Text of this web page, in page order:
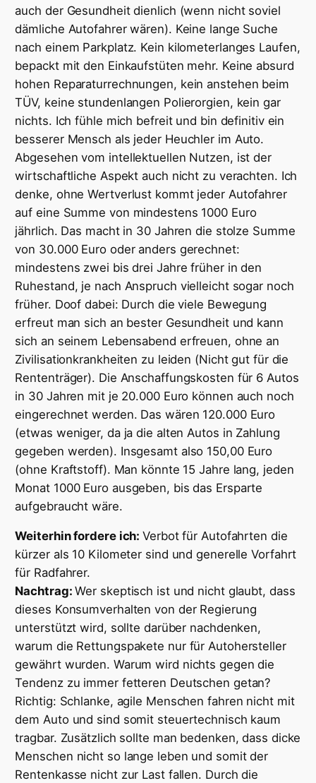
auch der Gesundheit dienlich (wenn nicht soviel
dämliche Autofahrer wären). Keine lange Suche
nach einem Parkplatz. Kein kilometerlanges Laufen,
bepackt mit den Einkaufstüten mehr. Keine absurd
hohen Reparaturrechnungen, kein anstehen beim
TÜV, keine stundenlangen Polierorgien, kein gar
nichts. Ich fühle mich befreit und bin definitiv ein
besserer Mensch als jeder Heuchler im Auto.
Abgesehen vom intellektuellen Nutzen, ist der
wirtschaftliche Aspekt auch nicht zu verachten. Ich
denke, ohne Wertverlust kommt jeder Autofahrer
auf eine Summe von mindestens 1000 Euro
jährlich. Das macht in 30 Jahren die stolze Summe
von 30.000 Euro oder anders gerechnet:
mindestens zwei bis drei Jahre früher in den
Ruhestand, je nach Anspruch vielleicht sogar noch
früher. Doof dabei: Durch die viele Bewegung
erfreut man sich an bester Gesundheit und kann
sich an seinem Lebensabend erfreuen, ohne an
Zivilisationkrankheiten zu leiden (Nicht gut für die
Rententräger). Die Anschaffungskosten für 6 Autos
in 30 Jahren mit je 20.000 Euro können auch noch
eingerechnet werden. Das wären 120.000 Euro
(etwas weniger, da ja die alten Autos in Zahlung
gegeben werden). Insgesamt also 150,00 Euro
(ohne Kraftstoff). Man könnte 15 Jahre lang, jeden
Monat 1000 Euro ausgeben, bis das Ersparte
aufgebraucht wäre.
Weiterhin fordere ich:Verbot für Autofahrten die
kürzer als 10 Kilometer sind und generelle Vorfahrt
für Radfahrer.
Nachtrag:Wer skeptisch ist und nicht glaubt, dass
dieses Konsumverhalten von der Regierung
unterstützt wird, sollte darüber nachdenken,
warum die Rettungspakete nur für Autohersteller
gewährt wurden. Warum wird nichts gegen die
Tendenz zu immer fetteren Deutschen getan?
Richtig: Schlanke, agile Menschen fahren nicht mit
dem Auto und sind somit steuertechnisch kaum
tragbar. Zusätzlich sollte man bedenken, dass dicke
Menschen nicht so lange leben und somit der
Rentenkasse nicht zur Last fallen. Durch die